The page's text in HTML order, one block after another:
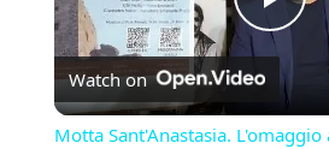
Play
Watch on
Motta Sant'Anastasia.